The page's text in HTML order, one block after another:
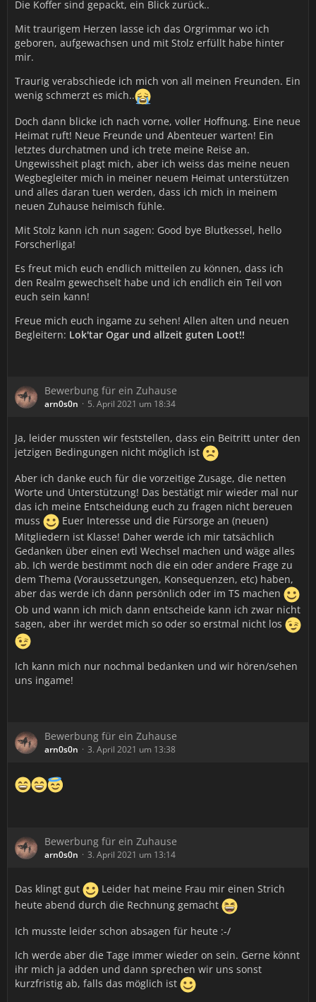
Die Koffer sind gepackt, ein Blick zurück..
Mit traurigem Herzen lasse ich das Orgrimmar wo ich
geboren, aufgewachsen und mit Stolz erfüllt habe hinter
mir.
Traurig verabschiede ich mich von all meinen Freunden. Ein
wenig schmerzt es mich..
Doch dann blicke ich nach vorne, voller Hoffnung. Eine neue
Heimat ruft! Neue Freunde und Abenteuer warten! Ein
letztes durchatmen und ich trete meine Reise an.
Ungewissheit plagt mich, aber ich weiss das meine neuen
Wegbegleiter mich in meiner neuem Heimat unterstützen
und alles daran tuen werden, dass ich mich in meinem
neuen Zuhause heimisch fühle.
Mit Stolz kann ich nun sagen: Good bye Blutkessel, hello
Forscherliga!
Es freut mich euch endlich mitteilen zu können, dass ich
den Realm gewechselt habe und ich endlich ein Teil von
euch sein kann!
Freue mich euch ingame zu sehen! Allen alten und neuen
Begleitern: Lok'tar Ogar und allzeit guten Loot!!
Bewerbung für ein Zuhause
arn0s0n 5. April 2021 um 18:34
Ja, leider mussten wir feststellen, dass ein Beitritt unter den
jetzigen Bedingungen nicht möglich ist
Aber ich danke euch für die vorzeitige Zusage, die netten
Worte und Unterstützung! Das bestätigt mir wieder mal nur
das ich meine Entscheidung euch zu fragen nicht bereuen
muss
Euer Interesse und die Fürsorge an (neuen)
Mitgliedern ist Klasse! Daher werde ich mir tatsächlich
Gedanken über einen evtl Wechsel machen und wäge alles
ab. Ich werde bestimmt noch die ein oder andere Frage zu
dem Thema (Voraussetzungen, Konsequenzen, etc) haben,
aber das werde ich dann persönlich oder im TS machen
Ob und wann ich mich dann entscheide kann ich zwar nicht
sagen, aber ihr werdet mich so oder so erstmal nicht los
Ich kann mich nur nochmal bedanken und wir hören/sehen
uns ingame!
Bewerbung für ein Zuhause
arn0s0n 3. April 2021 um 13:38
Bewerbung für ein Zuhause
arn0s0n 3. April 2021 um 13:14
Das klingt gut
Leider hat meine Frau mir einen Strich
heute abend durch die Rechnung gemacht
Ich musste leider schon absagen für heute :-/
Ich werde aber die Tage immer wieder on sein. Gerne könnt
ihr mich ja adden und dann sprechen wir uns sonst
kurzfristig ab, falls das möglich ist